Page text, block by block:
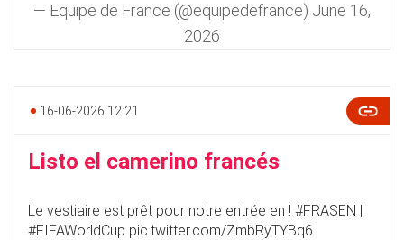
— Equipe de France (@equipedefrance) June 16,
2026
16-06-2026 12:21
Listo el camerino francés
Le vestiaire est prêt pour notre entrée en ! #FRASEN |
#FIFAWorldCup pic.twitter.com/ZmbRyTYBq6